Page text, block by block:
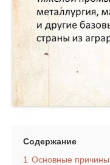
Содержание
1 Основные причины